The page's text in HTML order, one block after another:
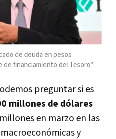
de deuda en pesos
financiamiento del Tesoro"
preguntar si es
millones de dólares
en marzo en las
y